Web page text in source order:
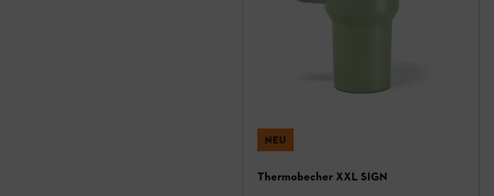
NEU
Thermobecher XXL SIGN